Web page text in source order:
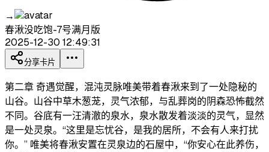
→
春湫没吃饱-7号满月版
2025-12-30 12:49:31
分享卡片
第二章 奇遇觉醒，混沌灵脉​ 唯美带着春湫来到了一处隐秘的
山谷。山谷中草木葱茏，灵气浓郁，与乱葬岗的阴森恐怖截然
不同。谷底有一汪清澈的泉水，泉水散发着淡淡的灵气，显然
是一处灵泉。​ “这里是忘忧谷，是我的居所，不会有人来打扰
你。” 唯美将春湫安置在灵泉边的石屋中，“你安心在此养伤，